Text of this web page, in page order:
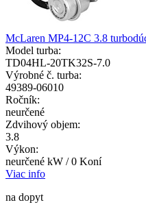
McLaren MP4-12C 3.8
Model turba:
TD04HL-20TK32S-7.0
Výrobné č. turba:
49389-06010
Ročník:
neurčené
Zdvihový objem:
3.8
Výkon:
neurčené kW / 0 Koní
Viac info
na dopyt